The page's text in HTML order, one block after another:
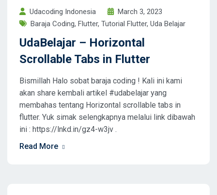
Udacoding Indonesia
March 3, 2023
Baraja Coding, Flutter, Tutorial Flutter, Uda Belajar
UdaBelajar – Horizontal
Scrollable Tabs in Flutter
Bismillah Halo sobat baraja coding ! Kali ini kami
akan share kembali artikel #udabelajar yang
membahas tentang Horizontal scrollable tabs in
flutter. Yuk simak selengkapnya melalui link dibawah
ini : https://lnkd.in/gz4-w3jv .
Read More